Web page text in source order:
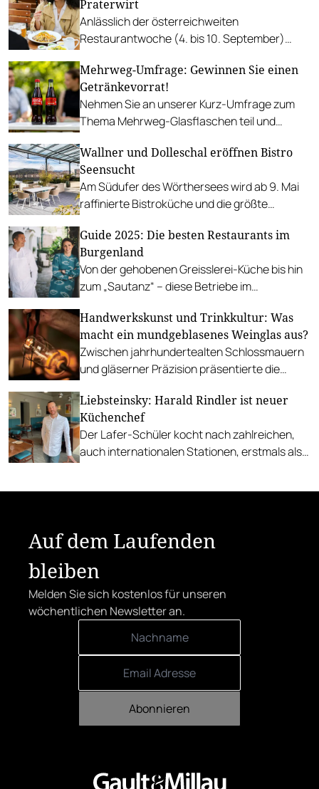
Praterwirt
Anlässlich der österreichweiten
Restaurantwoche (4. bis 10. September)
Personen.
Mehrweg-Umfrage: Gewinnen Sie einen
Getränkevorrat!
Nehmen Sie an unserer Kurz-Umfrage zum
Thema Mehrweg-Glasflaschen teil und
Vorräten.
Wallner und Dolleschal eröffnen Bistro
Seensucht
Am Südufer des Wörthersees wird ab 9. Mai
raffinierte Bistroküche und die größte
Guide 2025: Die besten Restaurants im
Burgenland
Von der gehobenen Greisslerei-Küche bis hin
zum „Sautanz“ – diese Betriebe im
Handwerkskunst und Trinkkultur: Was
macht ein mundgeblasenes Weinglas aus?
Zwischen jahrhundertealten Schlossmauern
und gläserner Präzision präsentierte die
Gläser im exklusiven Rahmen des Rosewood
Schloss Fuschl.
Liebsteinsky: Harald Rindler ist neuer
Küchenchef
Der Lafer-Schüler kocht nach zahlreichen,
auch internationalen Stationen, erstmals als
Auf dem Laufenden
bleiben
Melden Sie sich kostenlos für unseren
wöchentlichen Newsletter an.
Abonnieren